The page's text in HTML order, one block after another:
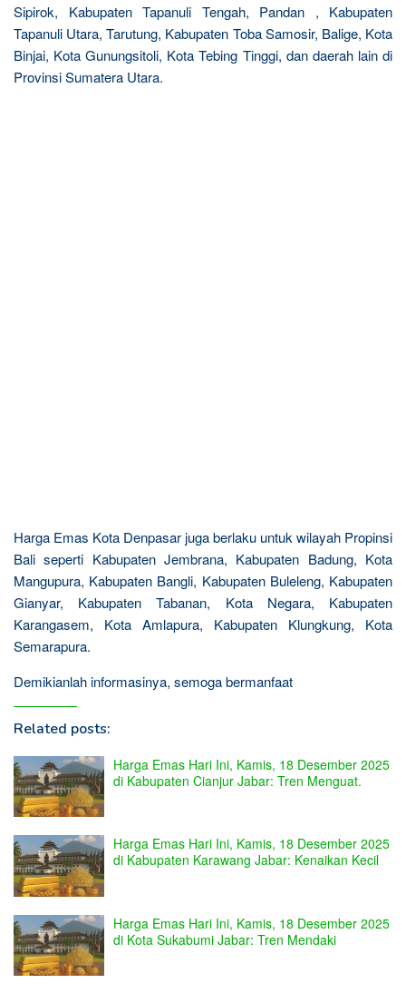
Sipirok, Kabupaten Tapanuli Tengah, Pandan , Kabupaten
Tapanuli Utara, Tarutung, Kabupaten Toba Samosir, Balige, Kota
Binjai, Kota Gunungsitoli, Kota Tebing Tinggi, dan daerah lain di
Provinsi Sumatera Utara.
Harga Emas Kota Denpasar juga berlaku untuk wilayah Propinsi
Bali seperti Kabupaten Jembrana, Kabupaten Badung, Kota
Mangupura, Kabupaten Bangli, Kabupaten Buleleng, Kabupaten
Gianyar, Kabupaten Tabanan, Kota Negara, Kabupaten
Karangasem, Kota Amlapura, Kabupaten Klungkung, Kota
Semarapura.
Demikianlah informasinya, semoga bermanfaat
Related posts:
Harga Emas Hari Ini, Kamis, 18 Desember 2025
di Kabupaten Cianjur Jabar: Tren Menguat.
Harga Emas Hari Ini, Kamis, 18 Desember 2025
di Kabupaten Karawang Jabar: Kenaikan Kecil
Harga Emas Hari Ini, Kamis, 18 Desember 2025
di Kota Sukabumi Jabar: Tren Mendaki